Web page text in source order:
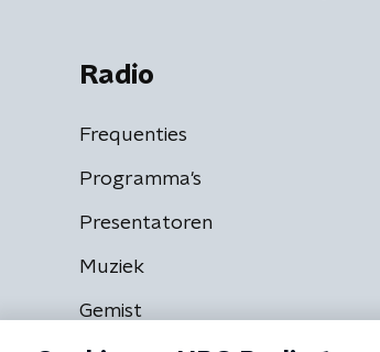
Radio
Frequenties
Programma's
Presentatoren
Muziek
Gemist